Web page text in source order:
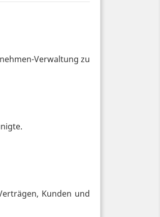
Verwaltung zu
Kunden und